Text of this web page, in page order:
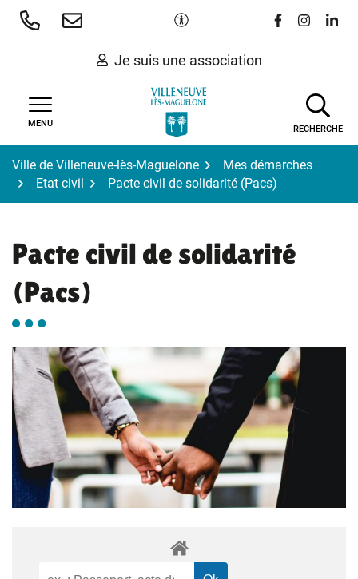
Aller
Paramètres d'accessibilité
Lien vers le
Lien vers
Lien
Je suis une association
MENU
RECHERCHE
Ville de Villeneuve-lès-Maguelone
Mes démarches
Etat civil
Pacte civil de solidarité (Pacs)
Pacte civil de solidarité
(Pacs)